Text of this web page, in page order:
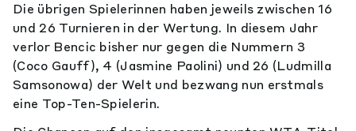
Die übrigen Spielerinnen haben jeweils zwischen 16
und 26 Turnieren in der Wertung. In diesem Jahr
verlor Bencic bisher nur gegen die Nummern 3
(Coco Gauff), 4 (Jasmine Paolini) und 26 (Ludmilla
Samsonowa) der Welt und bezwang nun erstmals
eine Top-Ten-Spielerin.